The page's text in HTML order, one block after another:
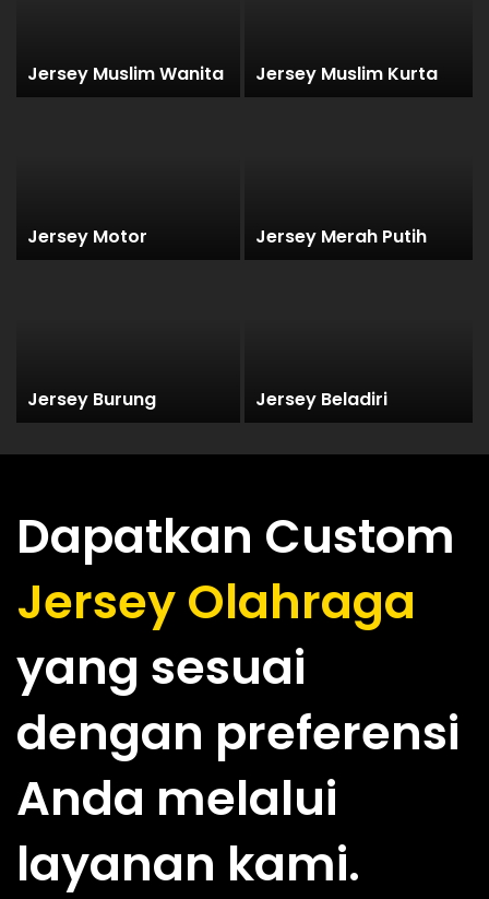
Jersey Muslim Wanita Jersey Muslim Kurta
Jersey Motor Jersey Merah Putih
Jersey Burung Jersey Beladiri
Dapatkan Custom
Jersey Olahraga
yang sesuai
dengan preferensi
Anda melalui
layanan kami.